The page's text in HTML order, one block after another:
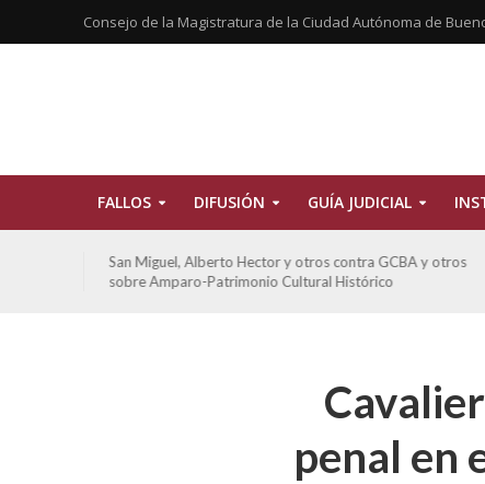
Consejo de la Magistratura de la Ciudad Autónoma de
FALLOS DIFUSIÓN GUÍA JUDICIAL
San Miguel, Alberto Hector y otros contra GCBA y otros
sobre Amparo-Patrimonio Cultural Histórico
penal en